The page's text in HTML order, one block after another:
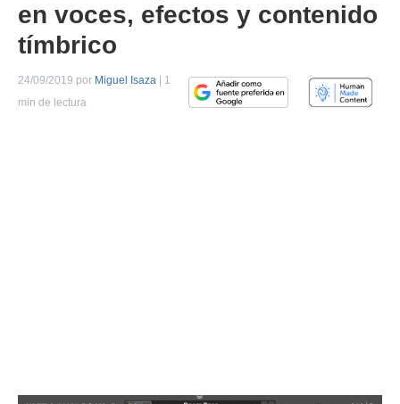
en voces, efectos y contenido
tímbrico
24/09/2019 por Miguel Isaza | 1
min de lectura